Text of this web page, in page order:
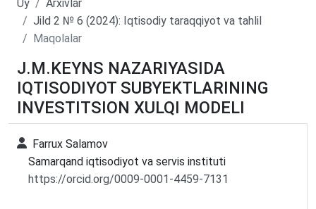
Uy
Arxivlar
Jild 2 № 6 (2024): Iqtisodiy taraqqiyot va tahlil
Maqolalar
J.M.KEYNS NAZARIYASIDA
IQTISODIYOT SUBYEKTLARINING
INVESTITSION XULQI MODELI
Farrux Salamov
Samarqand iqtisodiyot va servis instituti
https://orcid.org/0009-0001-4459-7131